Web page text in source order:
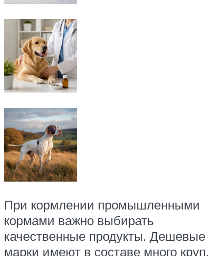
При кормлении промышленными
кормами важно выбирать
качественные продукты. Дешевые
марки имеют в составе много круп,